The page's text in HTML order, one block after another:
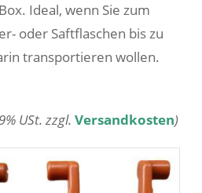
Ideal, wenn Sie zum
oder Saftflaschen bis zu
transportieren wollen.
USt. zzgl. Versandkosten)